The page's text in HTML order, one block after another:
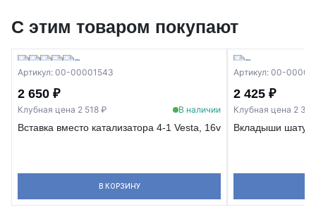
С этим товаром покупают
Артикул: 00-00001543
2 650 ₽
Клубная цена 2 518 ₽ В наличии
Вставка вместо катализатора 4-1 Vesta, 16v
В КОРЗИНУ
Артикул: 00-
2 425 ₽
Клубная цена 2
Вкладыши